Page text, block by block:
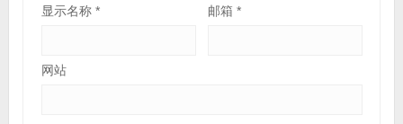
显示名称 * 邮箱*
网站